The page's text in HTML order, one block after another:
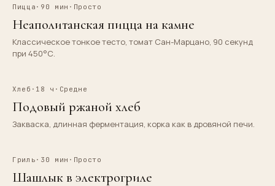
Пицца · 90 мин · Просто
Неаполитанская пицца на камне
Классическое тонкое тесто, томат Сан-Марцано, 90 секунд
при 450°С.
Хлеб · 18 ч · Средне
Подовый ржаной хлеб
Закваска, длинная ферментация, корка как в дровяной печи.
Гриль · 30 мин · Просто
Шашлык в электрогриле